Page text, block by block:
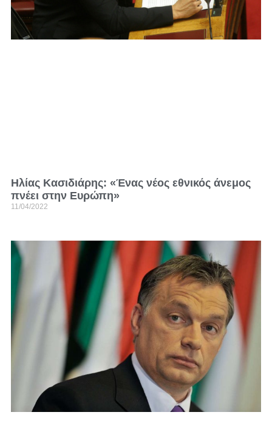
Ηλίας Κασιδιάρης: «Ένας νέος εθνικός άνεμος
πνέει στην Ευρώπη»
11/04/2022